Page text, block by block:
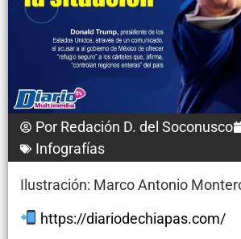
Por Redación D. del Soconusco
Infografías
Ilustración: Marco Antonio
https://diariodechiapas.com/